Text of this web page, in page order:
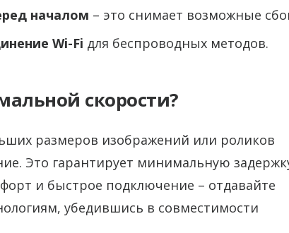
началом – это снимает возможные
Wi-Fi для беспроводных методов.
скорости?
размеров изображений или роликов
Это гарантирует минимальную
и быстрое подключение – отдавайте
убедившись в совместимости